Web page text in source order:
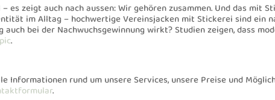
zeigt auch nach aussen: Wir gehören zusammen. Und das mit
im Alltag – hochwertige Vereinsjacken mit Stickerei sind ein
bei der Nachwuchsgewinnung wirkt? Studien zeigen, dass
.
Informationen rund um unsere Services, unsere Preise und
.